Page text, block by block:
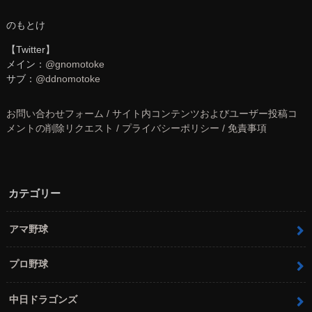
のもとけ
【Twitter】
メイン： @gnomotoke
サブ： @ddnomotoke
お問い合わせフォーム / サイト内コンテンツおよびユーザー投稿コ
メントの削除リクエスト / プライバシーポリシー / 免責事項
カテゴリー
アマ野球
プロ野球
中日ドラゴンズ